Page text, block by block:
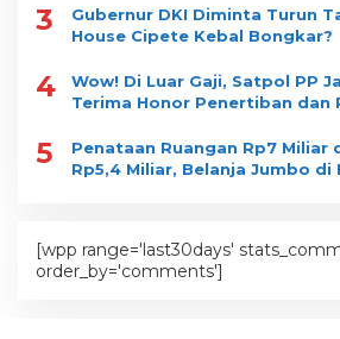
3
Gubernur DKI Diminta Turun
House Cipete Kebal Bongkar?
4
Wow! Di Luar Gaji, Satpol PP
Terima Honor Penertiban dan
5
Penataan Ruangan Rp7 Miliar
Rp5,4 Miliar, Belanja Jumbo
[wpp range='last30days'
order_by='comments']